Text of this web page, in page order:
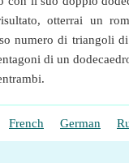
otterrai un
numero di triangoli
di un
French German